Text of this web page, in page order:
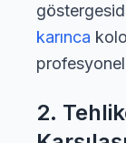
karınca
profesyonel
2.